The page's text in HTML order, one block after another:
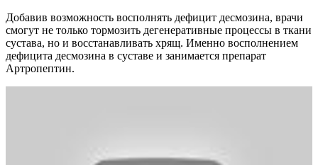
Добавив возможность восполнять дефицит десмозина, врачи
смогут не только тормозить дегенеративные процессы в ткани
сустава, но и восстанавливать хрящ. Именно восполнением
дефицита десмозина в суставе и занимается препарат
Артропептин.